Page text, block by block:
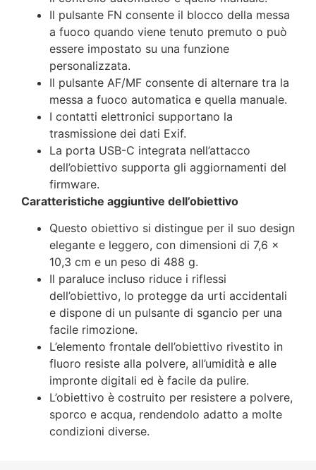
Il pulsante FN consente il blocco della messa
a fuoco quando viene tenuto premuto o può
essere impostato su una funzione
personalizzata.
Il pulsante AF/MF consente di alternare tra la
messa a fuoco automatica e quella manuale.
I contatti elettronici supportano la
trasmissione dei dati Exif.
La porta USB-C integrata nell’attacco
dell’obiettivo supporta gli aggiornamenti del
firmware.
Caratteristiche aggiuntive dell’obiettivo
Questo obiettivo si distingue per il suo design
elegante e leggero, con dimensioni di 7,6 x
10,3 cm e un peso di 488 g.
Il paraluce incluso riduce i riflessi
dell’obiettivo, lo protegge da urti accidentali
e dispone di un pulsante di sgancio per una
facile rimozione.
L’elemento frontale dell’obiettivo rivestito in
fluoro resiste alla polvere, all’umidità e alle
impronte digitali ed è facile da pulire.
L’obiettivo è costruito per resistere a polvere,
sporco e acqua, rendendolo adatto a molte
condizioni diverse.